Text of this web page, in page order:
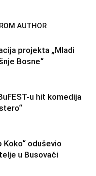
AUTHOR
projekta „Mladi
Bosne“
u hit komedija
Koko“ oduševio
u Busovači